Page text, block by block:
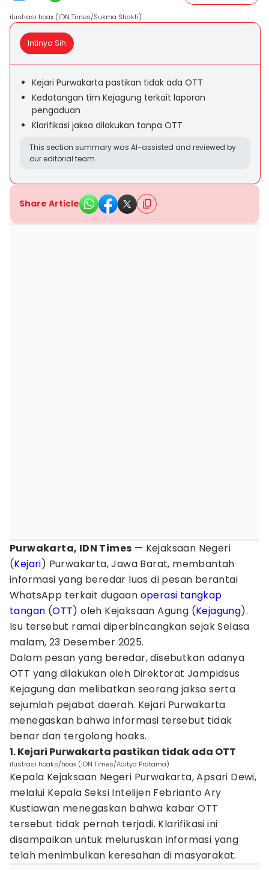
ilustrasi hoax (IDN Times/Sukma Shakti)
Intinya Sih
Kejari Purwakarta pastikan tidak ada OTT
Kedatangan tim Kejagung terkait laporan
pengaduan
Klarifikasi jaksa dilakukan tanpa OTT
This section summary was AI-assisted and reviewed by
our editorial team.
Share Article
Purwakarta, IDN Times — Kejaksaan Negeri
(Kejari) Purwakarta, Jawa Barat, membantah
informasi yang beredar luas di pesan berantai
WhatsApp terkait dugaan operasi tangkap
tangan (OTT) oleh Kejaksaan Agung (Kejagung).
Isu tersebut ramai diperbincangkan sejak Selasa
malam, 23 Desember 2025.
Dalam pesan yang beredar, disebutkan adanya
OTT yang dilakukan oleh Direktorat Jampidsus
Kejagung dan melibatkan seorang jaksa serta
sejumlah pejabat daerah. Kejari Purwakarta
menegaskan bahwa informasi tersebut tidak
benar dan tergolong hoaks.
1. Kejari Purwakarta pastikan tidak ada OTT
ilustrasi hoaks/hoax (IDN Times/Aditya Pratama)
Kepala Kejaksaan Negeri Purwakarta, Apsari Dewi,
melalui Kepala Seksi Intelijen Febrianto Ary
Kustiawan menegaskan bahwa kabar OTT
tersebut tidak pernah terjadi. Klarifikasi ini
disampaikan untuk meluruskan informasi yang
telah menimbulkan keresahan di masyarakat.